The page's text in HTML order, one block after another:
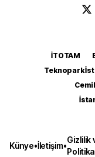
İTOTAM
Teknopark
Künye•İletişim•
Gizlilik